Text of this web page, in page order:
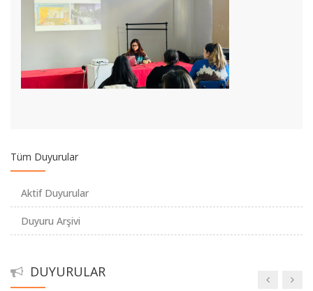
Tüm Duyurular
Aktif Duyurular
Duyuru Arşivi
DUYURULAR
Geleneksel Türk Sanatları Programı Yatay Geçiş
Temel Eğitim Bölümü "Açık Ders" Etkinliği "Bir Kamu
Müzesinde Koleksiyon Oluşturmak"
2024-2025 GSF Özel Yetenek Giriş Sınavları 2. YEDEK ADAY
KAYITLARI
2024-2025 Özel Yetenek Sınavları - YEDEK ADAY KAYITLARI
İLE İLGİLİ DUYURU
2024-2025 GSF Özel Yetenek ASİL ADAY KAYITLARI İLE